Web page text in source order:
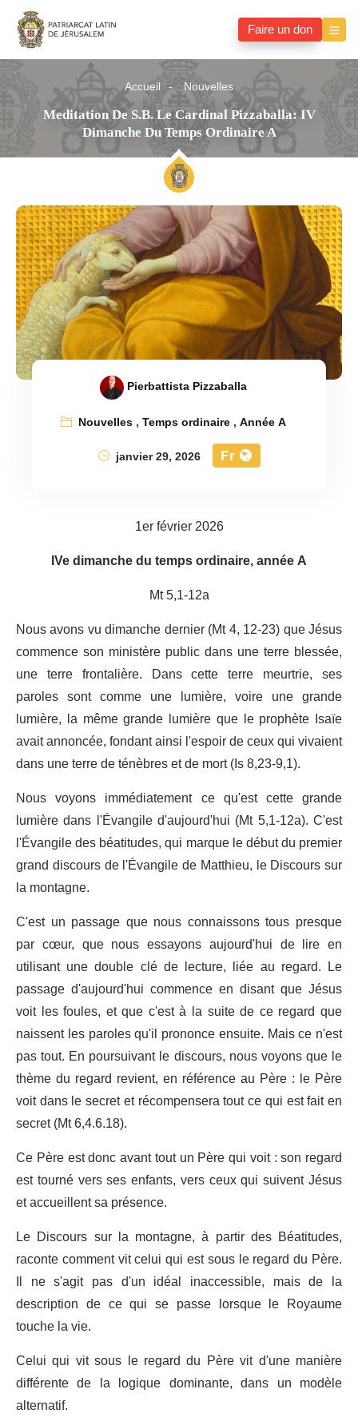
Faire un don
Accueil Nouvelles
Meditation De S.B. Le Cardinal Pizzaballa: IV
Dimanche Du Temps Ordinaire A
Pierbattista Pizzaballa
Nouvelles,Temps ordinaire,Année A
janvier 29, 2026
Fr
1er février 2026
IVe dimanche du temps ordinaire, année A
Mt 5,1-12a
Nous avons vu dimanche dernier (Mt 4, 12-23) que Jésus
commence son ministère public dans une terre blessée,
une terre frontalière. Dans cette terre meurtrie, ses
paroles sont comme une lumière, voire une grande
lumière, la même grande lumière que le prophète Isaïe
avait annoncée, fondant ainsi l'espoir de ceux qui vivaient
dans une terre de ténèbres et de mort (Is 8,23-9,1).
Nous voyons immédiatement ce qu'est cette grande
lumière dans l'Évangile d'aujourd'hui (Mt 5,1-12a). C'est
l'Évangile des béatitudes, qui marque le début du premier
grand discours de l'Évangile de Matthieu, le Discours sur
la montagne.
C'est un passage que nous connaissons tous presque
par cœur, que nous essayons aujourd'hui de lire en
utilisant une double clé de lecture, liée au regard. Le
passage d'aujourd'hui commence en disant que Jésus
voit les foules, et que c'est à la suite de ce regard que
naissent les paroles qu'il prononce ensuite. Mais ce n'est
pas tout. En poursuivant le discours, nous voyons que le
thème du regard revient, en référence au Père : le Père
voit dans le secret et récompensera tout ce qui est fait en
secret (Mt 6,4.6.18).
Ce Père est donc avant tout un Père qui voit : son regard
est tourné vers ses enfants, vers ceux qui suivent Jésus
et accueillent sa présence.
Le Discours sur la montagne, à partir des Béatitudes,
raconte comment vit celui qui est sous le regard du Père.
Il ne s'agit pas d'un idéal inaccessible, mais de la
description de ce qui se passe lorsque le Royaume
touche la vie.
Celui qui vit sous le regard du Père vit d'une manière
différente de la logique dominante, dans un modèle
alternatif.